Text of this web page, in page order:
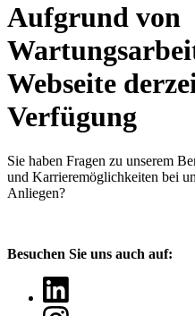
Aufgrund von
Webseite
Verfügung
Sie haben Fragen zu unserem
und Karrieremöglichkeiten bei
Anliegen?
Besuchen Sie uns auch auf: